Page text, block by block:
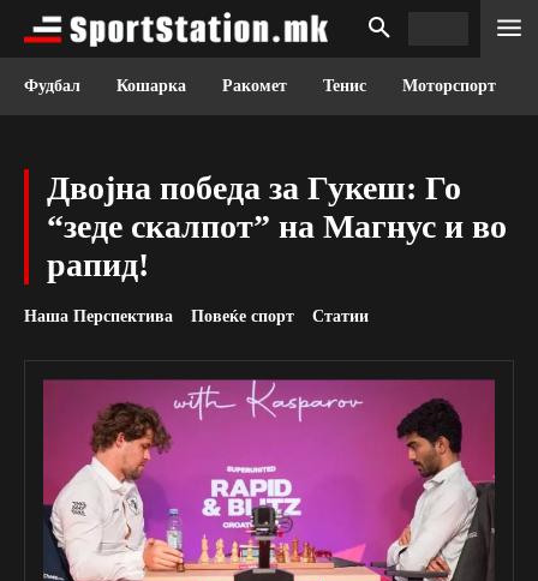
Фудбал Кошарка Ракомет Тенис Моторспорт
Двојна победа за Гукеш: Го
“зеде скалпот” на Магнус и во
рапид!
Наша Перспектива Повеќе спорт Статии